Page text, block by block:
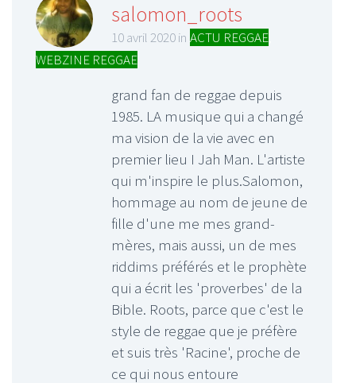
salomon_roots
10 avril 2020 in ACTU REGGAE
WEBZINE REGGAE
grand fan de reggae depuis
1985. LA musique qui a changé
ma vision de la vie avec en
premier lieu I Jah Man. L'artiste
qui m'inspire le plus.Salomon,
hommage au nom de jeune de
fille d'une me mes grand-
mères, mais aussi, un de mes
riddims préférés et le prophète
qui a écrit les 'proverbes' de la
Bible. Roots, parce que c'est le
style de reggae que je préfère
et suis très 'Racine', proche de
ce qui nous entoure